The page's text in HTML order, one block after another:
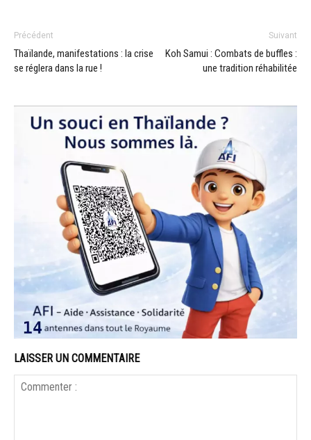
Précédent
Thaïlande, manifestations : la crise
se réglera dans la rue !
Suivant
Koh Samui : Combats de buffles :
une tradition réhabilitée
LAISSER UN COMMENTAIRE